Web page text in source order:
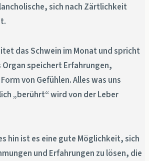
sich nach Zärtlichkeit
das Schwein im Monat und spricht
Organ speichert Erfahrungen,
von Gefühlen. Alles was uns
„berührt“ wird von der Leber
hin ist es eine gute Möglichkeit, sich
und Erfahrungen zu lösen, die